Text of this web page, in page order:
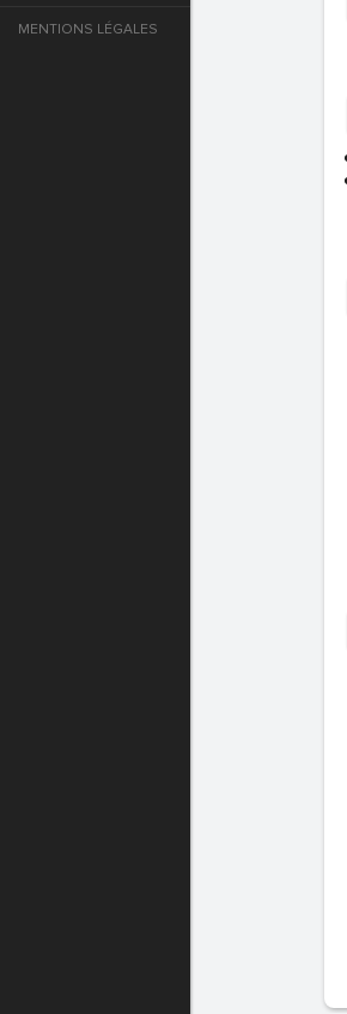
MENTIONS LÉGALES